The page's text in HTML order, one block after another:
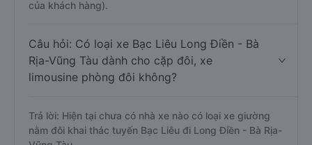
của khách hàng).
Câu hỏi: Có loại xe Bạc Liêu Long Điền - Bà
Rịa-Vũng Tàu dành cho cặp đôi, xe
limousine phòng đôi không?
Trả lời: Hiện tại chưa có nhà xe nào có loại xe giường
nằm đôi khai thác tuyến Bạc Liêu đi Long Điền - Bà Rịa-